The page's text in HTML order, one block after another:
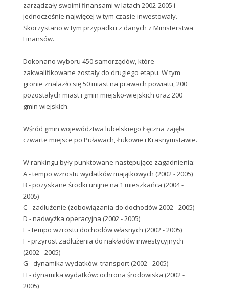
zarządzały swoimi finansami w latach 2002-2005 i
jednocześnie najwięcej w tym czasie inwestowały.
Skorzystano w tym przypadku z danych z Ministerstwa
Finansów.
Dokonano wyboru 450 samorządów, które
zakwalifikowane zostały do drugiego etapu. W tym
gronie znalazło się 50 miast na prawach powiatu, 200
pozostałych miast i gmin miejsko-wiejskich oraz 200
gmin wiejskich.
Wśród gmin województwa lubelskiego Łęczna zajęła
czwarte miejsce po Puławach, Łukowie i Krasnymstawie.
W rankingu były punktowane następujące zagadnienia:
A - tempo wzrostu wydatków majątkowych (2002 - 2005)
B - pozyskane środki unijne na 1 mieszkańca (2004 -
2005)
C - zadłużenie (zobowiązania do dochodów 2002 - 2005)
D - nadwyżka operacyjna (2002 - 2005)
E - tempo wzrostu dochodów własnych (2002 - 2005)
F - przyrost zadłużenia do nakładów inwestycyjnych
(2002 - 2005)
G - dynamika wydatków: transport (2002 - 2005)
H - dynamika wydatków: ochrona środowiska (2002 -
2005)